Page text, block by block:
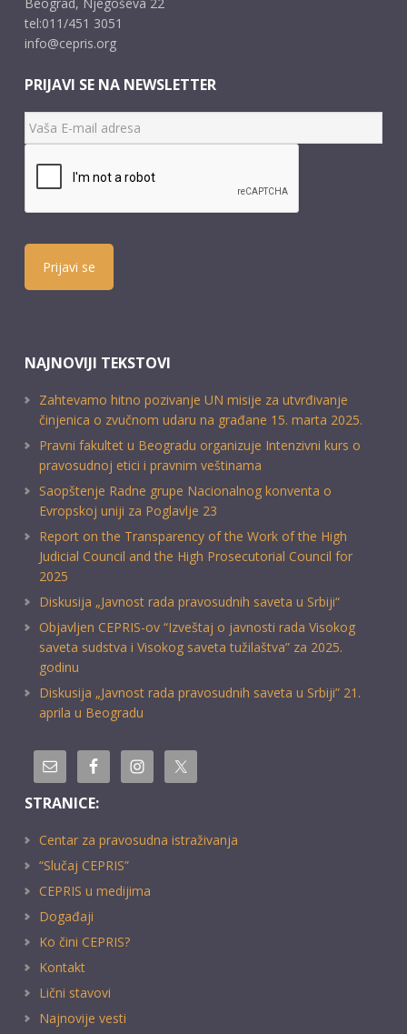
tel:011/451 3051
info@cepris.org
PRIJAVI SE NA NEWSLETTER
Prijavi se
NAJNOVIJI TEKSTOVI
Zahtevamo hitno pozivanje UN misije za utvrđivanje
činjenica o zvučnom udaru na građane 15. marta 2025.
Pravni fakultet u Beogradu organizuje Intenzivni kurs o
pravosudnoj etici i pravnim veštinama
Saopštenje Radne grupe Nacionalnog konventa o
Evropskoj uniji za Poglavlje 23
Report on the Transparency of the Work of the High
Judicial Council and the High Prosecutorial Council for
2025
Diskusija „Javnost rada pravosudnih saveta u Srbiji“
Objavljen CEPRIS-ov “Izveštaj o javnosti rada Visokog
saveta sudstva i Visokog saveta tužilaštva” za 2025.
godinu
Diskusija „Javnost rada pravosudnih saveta u Srbiji” 21.
aprila u Beogradu
STRANICE:
Centar za pravosudna istraživanja
“Slučaj CEPRIS”
CEPRIS u medijima
Događaji
Ko čini CEPRIS?
Kontakt
Lični stavovi
Najnovije vesti